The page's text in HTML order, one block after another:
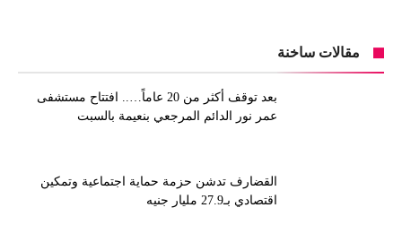
مقالات ساخنة
بعد توقف أكثر من 20 عاماً….. افتتاح مستشفى
عمر نور الدائم المرجعي بنعيمة بالسبت
القضارف تدشن حزمة حماية اجتماعية وتمكين
اقتصادي بـ27.9 مليار جنيه